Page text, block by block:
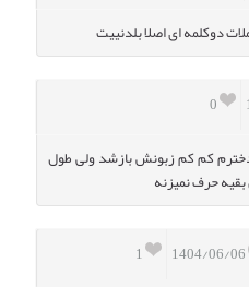
دوکلمه ای اصلا بلدنییت
0
کم کم زبونش بازشد ولی طول
حرف نمیزنه
1